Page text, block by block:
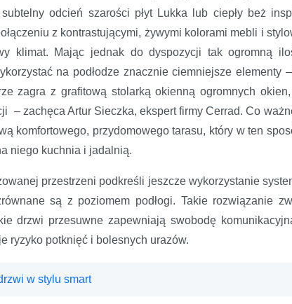
odcień szarości płyt Lukka lub ciepły beż
z kontrastującymi, żywymi kolorami mebli i
klimat. Mając jednak do dyspozycji tak ogromną
na podłodze znacznie ciemniejsze elementy
zagra z grafitową stolarką okienną ogromnych
– zachęca Artur Sieczka, ekspert firmy Cerrad. Co
komfortowego, przydomowego tarasu, który w ten
niego kuchnia i jadalnią.
przestrzeni podkreśli jeszcze wykorzystanie
są z poziomem podłogi. Takie rozwiązanie
drzwi przesuwne zapewniają swobodę
ryzyko potknięć i bolesnych urazów.
w stylu smart